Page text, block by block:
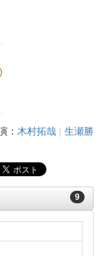
： 木村拓哉 | 生瀬勝
9